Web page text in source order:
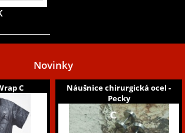
Novinky
C
Náušnice chirurgická ocel -
Pecky